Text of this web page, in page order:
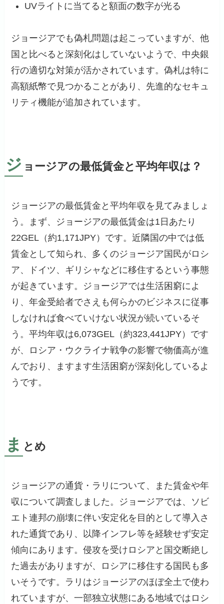
UVライトに当てると額面の数字が光る
ジョージアでも偽札問題は起こっていますが、他
国と比べると深刻化はしていないようで、中央銀
行の適切な対策が活かされています。偽札は特に
高額紙幣で見つかることがあり、先進的なセキュ
リティ機能が追加されています。
ジ ョージアの最低賃金と平均年収は？
ジョージアの最低賃金と平均年収を見てみましょ
う。まず、ジョージアの最低賃金は1日あたり
22GEL（約1,171JPY）です。近隣国の中では低
賃金として知られ、多くのジョージア国民がロシ
ア、ドイツ、ギリシャなどに移住するという事態
が起きています。ジョージアでは生活困窮によ
り、年金受給者でさえも何らかのビジネスに従事
しなければ食べていけない状況が続いているそ
う。平均年収は6,073GEL（約323,441JPY）です
が、ロシア・ウクライナ戦争の影響で物価高が進
んでおり、ますます生活困窮が深刻化しているよ
うです。
ま とめ
ジョージアの通貨・ラリについて、また賃金や年
収について調査しました。ジョージアでは、ソビ
エト連邦の崩壊に伴い安定化を目的として導入さ
れた通貨であり、以降インフレ等を経験せず安定
傾向にあります。侵攻を受けロシアと国交断絶し
た過去がありますが、ロシアに移住する国民も多
いそうです。ラリはジョージアのほぼ全土で使わ
れていますが、一部独立状態にある地域ではロシ